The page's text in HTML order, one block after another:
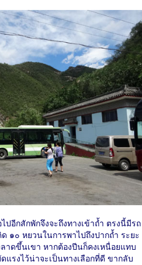
ปอีกสักพักจึงจะถึงทางเข้าถ้ำ ตรงนี้มีรถ
๑๐ หยวนในการพาไปถึงปากถ้ำ ระยะ
าดขึ้นเขา หากต้องปีนก็คงเหนื่อยแทบ
แรงไว้น่าจะเป็นทางเลือกที่ดี ขากลับ